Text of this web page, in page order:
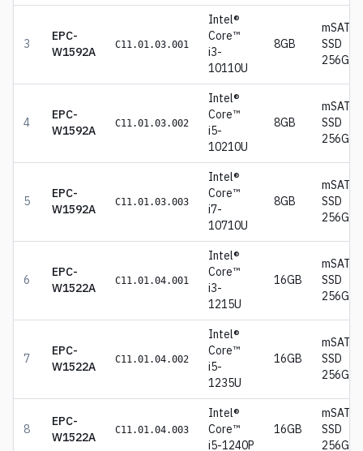
3
EPC-
W1592A
C11.01.03.001
Intel®
Core™
i3-
10110U
8GB
mSATA
SSD
256GB
4
EPC-
W1592A
C11.01.03.002
Intel®
Core™
i5-
10210U
8GB
mSATA
SSD
256GB
5
EPC-
W1592A
C11.01.03.003
Intel®
Core™
i7-
10710U
8GB
mSATA
SSD
256GB
6
EPC-
W1522A
C11.01.04.001
Intel®
Core™
i3-
1215U
16GB
mSATA
SSD
256GB
7
EPC-
W1522A
C11.01.04.002
Intel®
Core™
i5-
1235U
16GB
mSATA
SSD
256GB
8
EPC-
W1522A
C11.01.04.003
Intel®
Core™
i5-1240P
16GB
mSATA
SSD
256GB